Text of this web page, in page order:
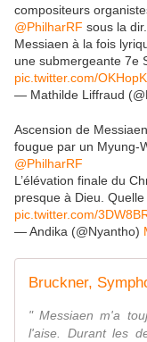
compositeurs
@PhilharRF sous la
Messiaen à la fois
une submergeante 7e
pic.twitter.com/
— Mathilde Liffraud
Ascension de
fougue par un Myung-
@PhilharRF
L’élévation finale du
presque à Dieu.
pic.twitter.com/
— Andika (@Nyantho)
" Messiaen m'a
l'aise. Durant les